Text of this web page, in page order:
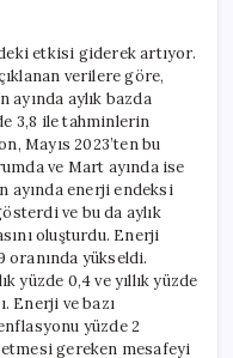
etkisi giderek artıyor.
verilere göre,
aylık bazda
3,8 ile tahminlerin
Mayıs 2023’ten bu
ve Mart ayında ise
ayında enerji endeksi
ve bu da aylık
oluşturdu. Enerji
oranında yükseldi.
yüzde 0,4 ve yıllık yüzde
Enerji ve bazı
yüzde 2
gereken mesafeyi